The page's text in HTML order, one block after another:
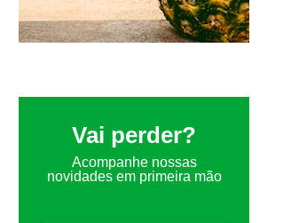
Vai perder?
Acompanhe nossas
novidades em primeira mão